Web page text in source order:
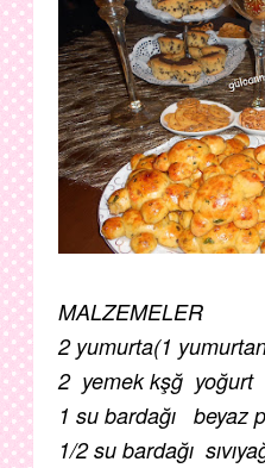
MALZEMELER
2 yumurta(1
2 yemek kşğ yoğurt
1 su bardağı beyaz
1/2 su bardağı